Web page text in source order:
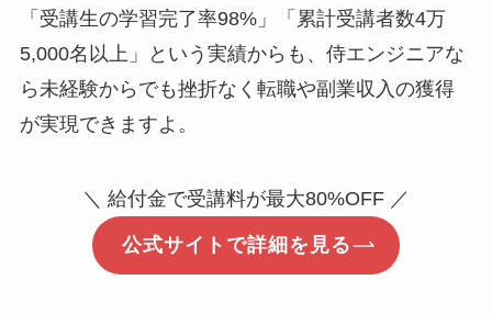
「受講生の学習完了率98%」「累計受講者数4万
5,000名以上」という実績からも、侍エンジニアな
ら未経験からでも挫折なく転職や副業収入の獲得
が実現できますよ。
＼ 給付金で受講料が最大80%OFF ／
公式サイトで詳細を見る